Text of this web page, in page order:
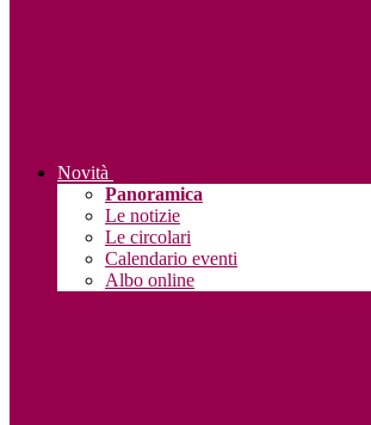
Novità
Panoramica
Le notizie
Le circolari
Calendario eventi
Albo online